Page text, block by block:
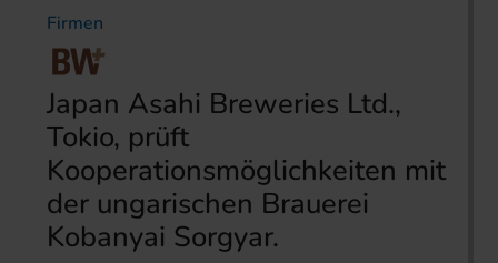
Firmen
Japan Asahi Breweries Ltd.,
Tokio, prüft
Kooperationsmöglichkeiten mit
der ungarischen Brauerei
Kobanyai Sorgyar.